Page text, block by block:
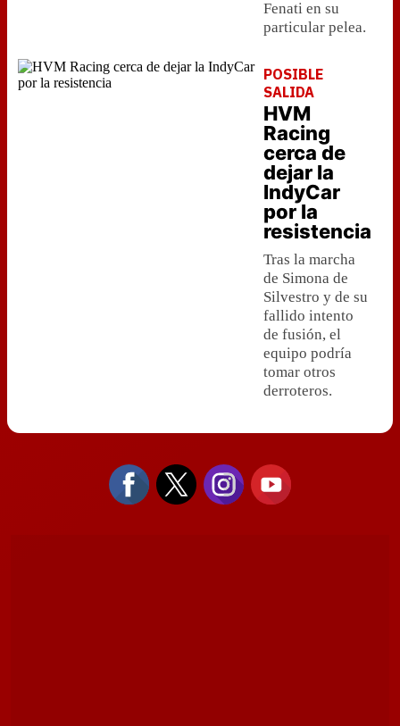
Fenati en su
particular pelea.
POSIBLE
SALIDA
HVM
Racing
cerca de
dejar la
IndyCar
por la
resistencia
Tras la marcha
de Simona de
Silvestro y de su
fallido intento
de fusión, el
equipo podría
tomar otros
derroteros.